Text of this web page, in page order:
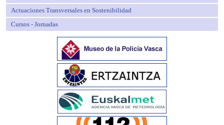
Actuaciones Transversales en Sostenibilidad
Cursos - Jornadas